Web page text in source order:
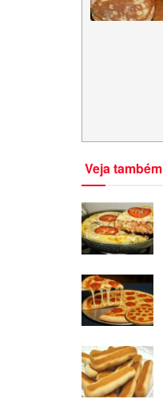
Veja